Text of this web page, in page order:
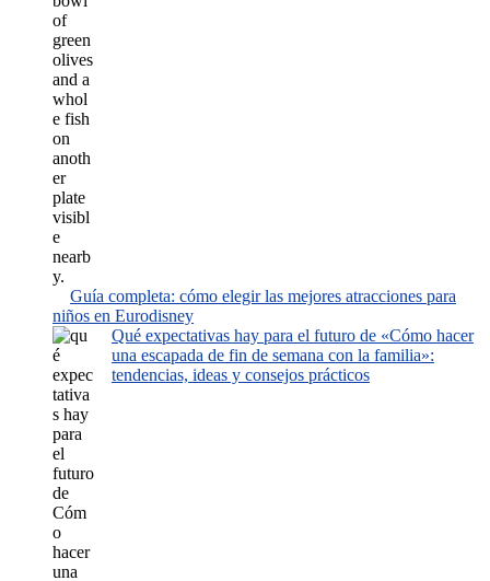
Guía completa: cómo elegir las mejores atracciones para
niños en Eurodisney
Qué expectativas hay para el futuro de «Cómo hacer
una escapada de fin de semana con la familia»:
tendencias, ideas y consejos prácticos